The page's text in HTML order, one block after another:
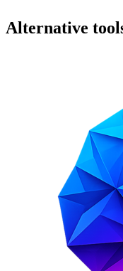
Alternative